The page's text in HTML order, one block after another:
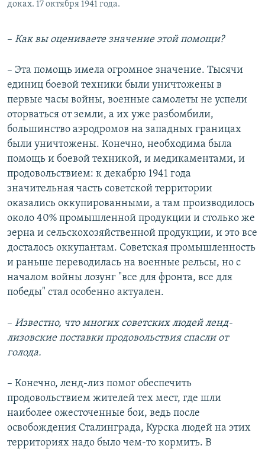
доках. 17 октября 1941 года.
– Как вы оцениваете значение этой помощи?
– Эта помощь имела огромное значение. Тысячи
единиц боевой техники были уничтожены в
первые часы войны, военные самолеты не успели
оторваться от земли, а их уже разбомбили,
большинство аэродромов на западных границах
были уничтожены. Конечно, необходима была
помощь и боевой техникой, и медикаментами, и
продовольствием: к декабрю 1941 года
значительная часть советской территории
оказались оккупированными, а там производилось
около 40% промышленной продукции и столько же
зерна и сельскохозяйственной продукции, и это все
досталось оккупантам. Советская промышленность
и раньше переводилась на военные рельсы, но с
началом войны лозунг "все для фронта, все для
победы" стал особенно актуален.
– Известно, что многих советских людей ленд-
лизовские поставки продовольствия спасли от
голода.
– Конечно, ленд-лиз помог обеспечить
продовольствием жителей тех мест, где шли
наиболее ожесточенные бои, ведь после
освобождения Сталинграда, Курска людей на этих
территориях надо было чем-то кормить. В